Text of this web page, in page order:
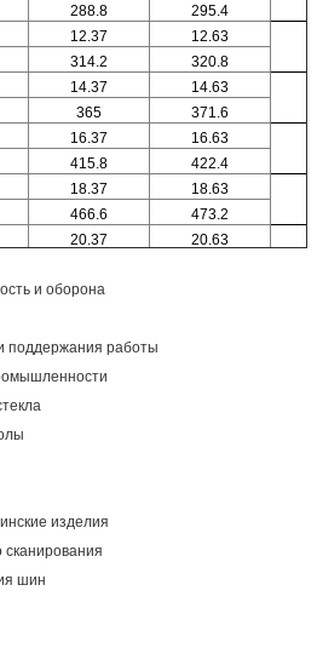
288.8
295.4
12.37 12.63
314.2
320.8
14.37 14.63
365
371.6
16.37 16.63
415.8
422.4
18.37 18.63
466.6
473.2
20.37 20.63
и оборона
поддержания работы
изделия
сканирования
шин